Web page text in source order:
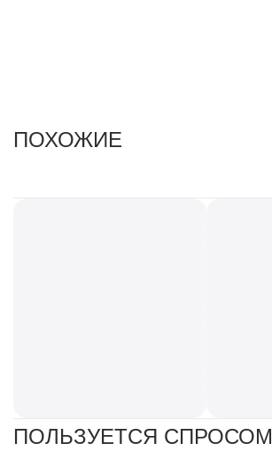
ПОХОЖИЕ
ПОЛЬЗУЕТСЯ СПРОСОМ